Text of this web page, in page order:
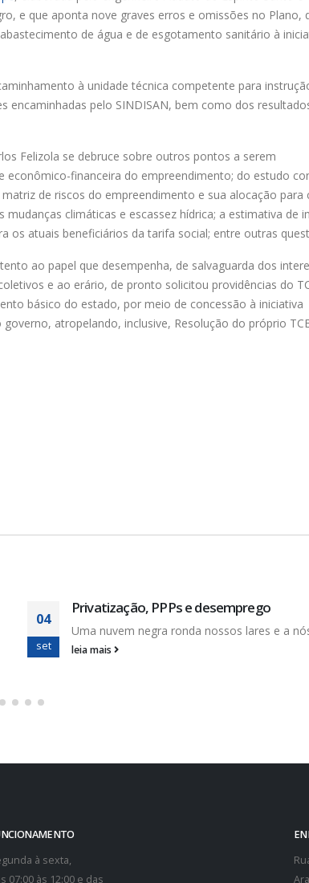
e que aponta nove graves erros e omissões no Plano,
de água e de esgotamento sanitário à
à unidade técnica competente para
encaminhadas pelo SINDISAN, bem como dos
Felizola se debruce sobre outros pontos a serem
econômico-financeira do empreendimento; do estudo
de riscos do empreendimento e sua alocação para
climáticas e escassez hídrica; a estimativa de
os atuais beneficiários da tarifa social; entre outras
ao papel que desempenha, de salvaguarda dos
e ao erário, de pronto solicitou providências do
básico do estado, por meio de concessão à iniciativa
atropelando, inclusive, Resolução do próprio
abr
Dando início ao processo de Eleição Sindical
leia mais